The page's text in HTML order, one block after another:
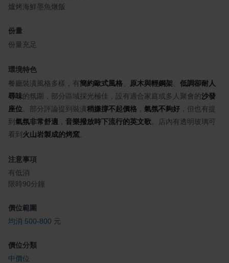
爐烤海鮮墨魚燉飯
份量
份量充足
環境特色
餐廳裝潢風格多樣，有簡約歐式風格 原木與輕鋼架
低調卻耐人
尋味的氛圍，部分區域採光極佳，設有適合家庭或多人聚會的沙發
座位 。部分評論提到裝潢稍嫌撐不起價格 ， 氣氛不夠好 ，但也有提
到 氣氛非常舒適 ， 音樂撥放時下流行的英文歌 。店內有透明玻璃可
看到 火山岩製成的烤窯
注意事項
有低消
限時90分鐘
價位範圍
均消 500-800 元
價位分類
中價位